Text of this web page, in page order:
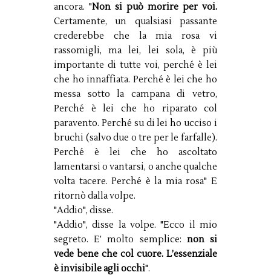
ancora. "Non si può morire per voi.
Certamente, un qualsiasi passante
crederebbe che la mia rosa vi
rassomigli, ma lei, lei sola, è più
importante di tutte voi, perché è lei
che ho innaffiata. Perché è lei che ho
messa sotto la campana di vetro,
Perché è lei che ho riparato col
paravento. Perché su di lei ho ucciso i
bruchi (salvo due o tre per le farfalle).
Perché è lei che ho ascoltato
lamentarsi o vantarsi, o anche qualche
volta tacere. Perché è la mia rosa" E
ritornò dalla volpe.
"Addio", disse.
"Addio", disse la volpe. "Ecco il mio
segreto. E’ molto semplice: non si
vede bene che col cuore. L’essenziale
è invisibile agli occhi".